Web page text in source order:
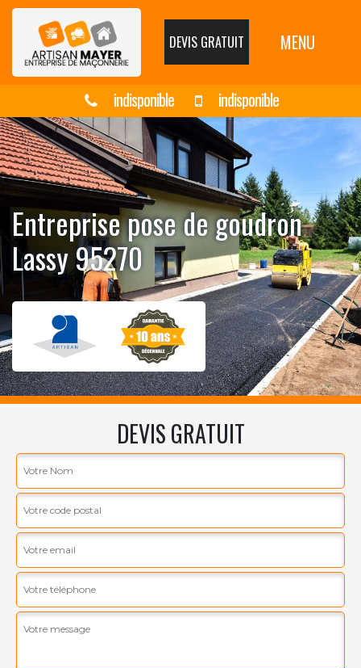
DEVIS GRATUIT MENU
indisponible indisponible
Entreprise pose de goudron
Lassy 95270
DEVIS GRATUIT